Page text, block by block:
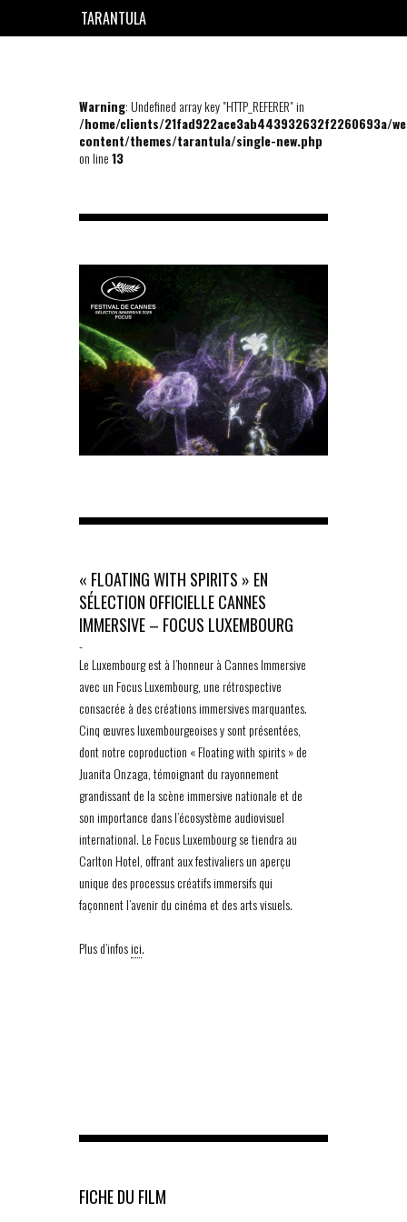
TARANTULA
Warning: Undefined array key "HTTP_REFERER" in
/home/clients/21fad922ace3ab443932632f2260693a/
content/themes/tarantula/single-new.php
on line13
« FLOATING WITH SPIRITS » EN
SÉLECTION OFFICIELLE CANNES
IMMERSIVE – FOCUS LUXEMBOURG
-
Le Luxembourg est à l’honneur à Cannes Immersive
avec un Focus Luxembourg, une rétrospective
consacrée à des créations immersives marquantes.
Cinq œuvres luxembourgeoises y sont présentées,
dont notre coproduction « Floating with spirits » de
Juanita Onzaga, témoignant du rayonnement
grandissant de la scène immersive nationale et de
son importance dans l’écosystème audiovisuel
international. Le Focus Luxembourg se tiendra au
Carlton Hotel, offrant aux festivaliers un aperçu
unique des processus créatifs immersifs qui
façonnent l’avenir du cinéma et des arts visuels.
Plus d’infosici.
FICHE DU FILM